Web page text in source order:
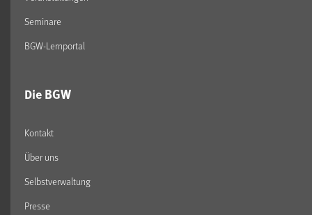
Seminare
BGW-Lernportal
Die BGW
Kontakt
Über uns
Selbstverwaltung
Presse